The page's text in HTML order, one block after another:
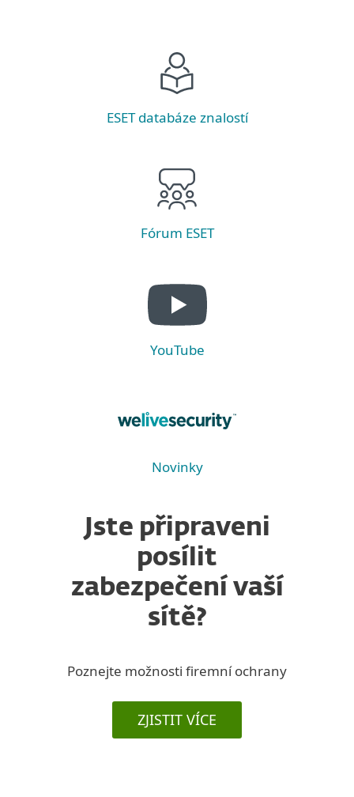
ESET databáze znalostí
Fórum ESET
YouTube
Novinky
Jste připraveni
posílit
zabezpečení vaší
sítě?
Poznejte možnosti firemní ochrany
ZJISTIT VÍCE